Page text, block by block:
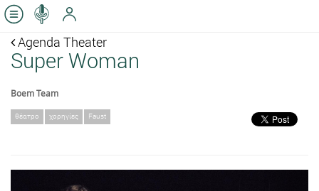
Agenda Theater
Super Woman
Boem Team
θέατρο χορηγίες Faust